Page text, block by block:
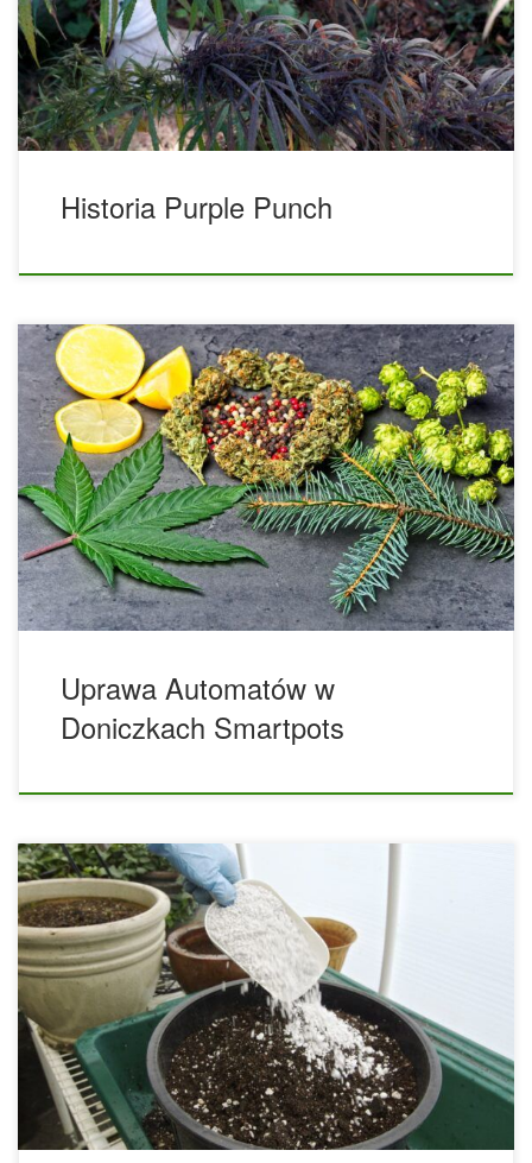
że osiągnęły one dużą popularność wśród użytkowników, a
innym razem wynika to z faktu, że odmiany te zdobywają
nagrody na konkursach marihuany lub nagle pojawiają się
[…]
Historia Purple Punch
Uprawa automatycznych roślin marihuany outdoor w
doniczkach Smartpots – Zastosowany sprzęt, genetyka i
nawozy. Poniższy artykuł zawiera szczegółowy raport
dotyczący uprawy automatycznie kwitnących odmian
marihuany uprawianych na zewnątrz, głównie przy użyciu
Smart Pots. Celem tego raportu jest zbadanie ich
wydajności w uprawie odmian automatycznie kwitnących i
zwrócenie uwagi na ich przydatność do szczególnych
wymagań tego typu uprawy. Doniczki Smart Pot […]
Uprawa Automatów w
Doniczkach Smartpots
Angielska nazwa SCROG (Screen of Green) została
przetłumaczona jako zielona siatka, a nazwa pochodzi od
faktu, że w tym systemie uprawy rośliny są dosłownie
zmuszane do wzrostu za pomocą siatki podtrzymującej,
która służy jako wsparcie i przewodnik, dzięki czemu
metoda ta pozwala zoptymalizować produkcję ogrodu przy
jak najmniejszej liczbie roślin, co w wielu przypadkach może
być wielką zaletą. Mówimy o […]